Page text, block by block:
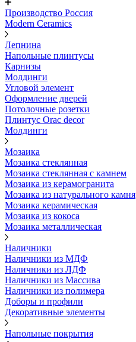
Производство Россия
Modern Ceramics
Лепнина
Напольные плинтусы
Карнизы
Молдинги
Угловой элемент
Оформление дверей
Потолочные розетки
Плинтус Orac decor
Молдинги
Мозаика
Мозаика стеклянная
Мозаика стеклянная с камнем
Мозаика из керамогранита
Мозаика из натурального камня
Мозаика керамическая
Мозаика из кокоса
Мозаика металлическая
Наличники
Наличники из МДФ
Наличники из ЛДФ
Наличники из Массива
Наличники из полимера
Доборы и профили
Декоративные элементы
Напольные покрытия